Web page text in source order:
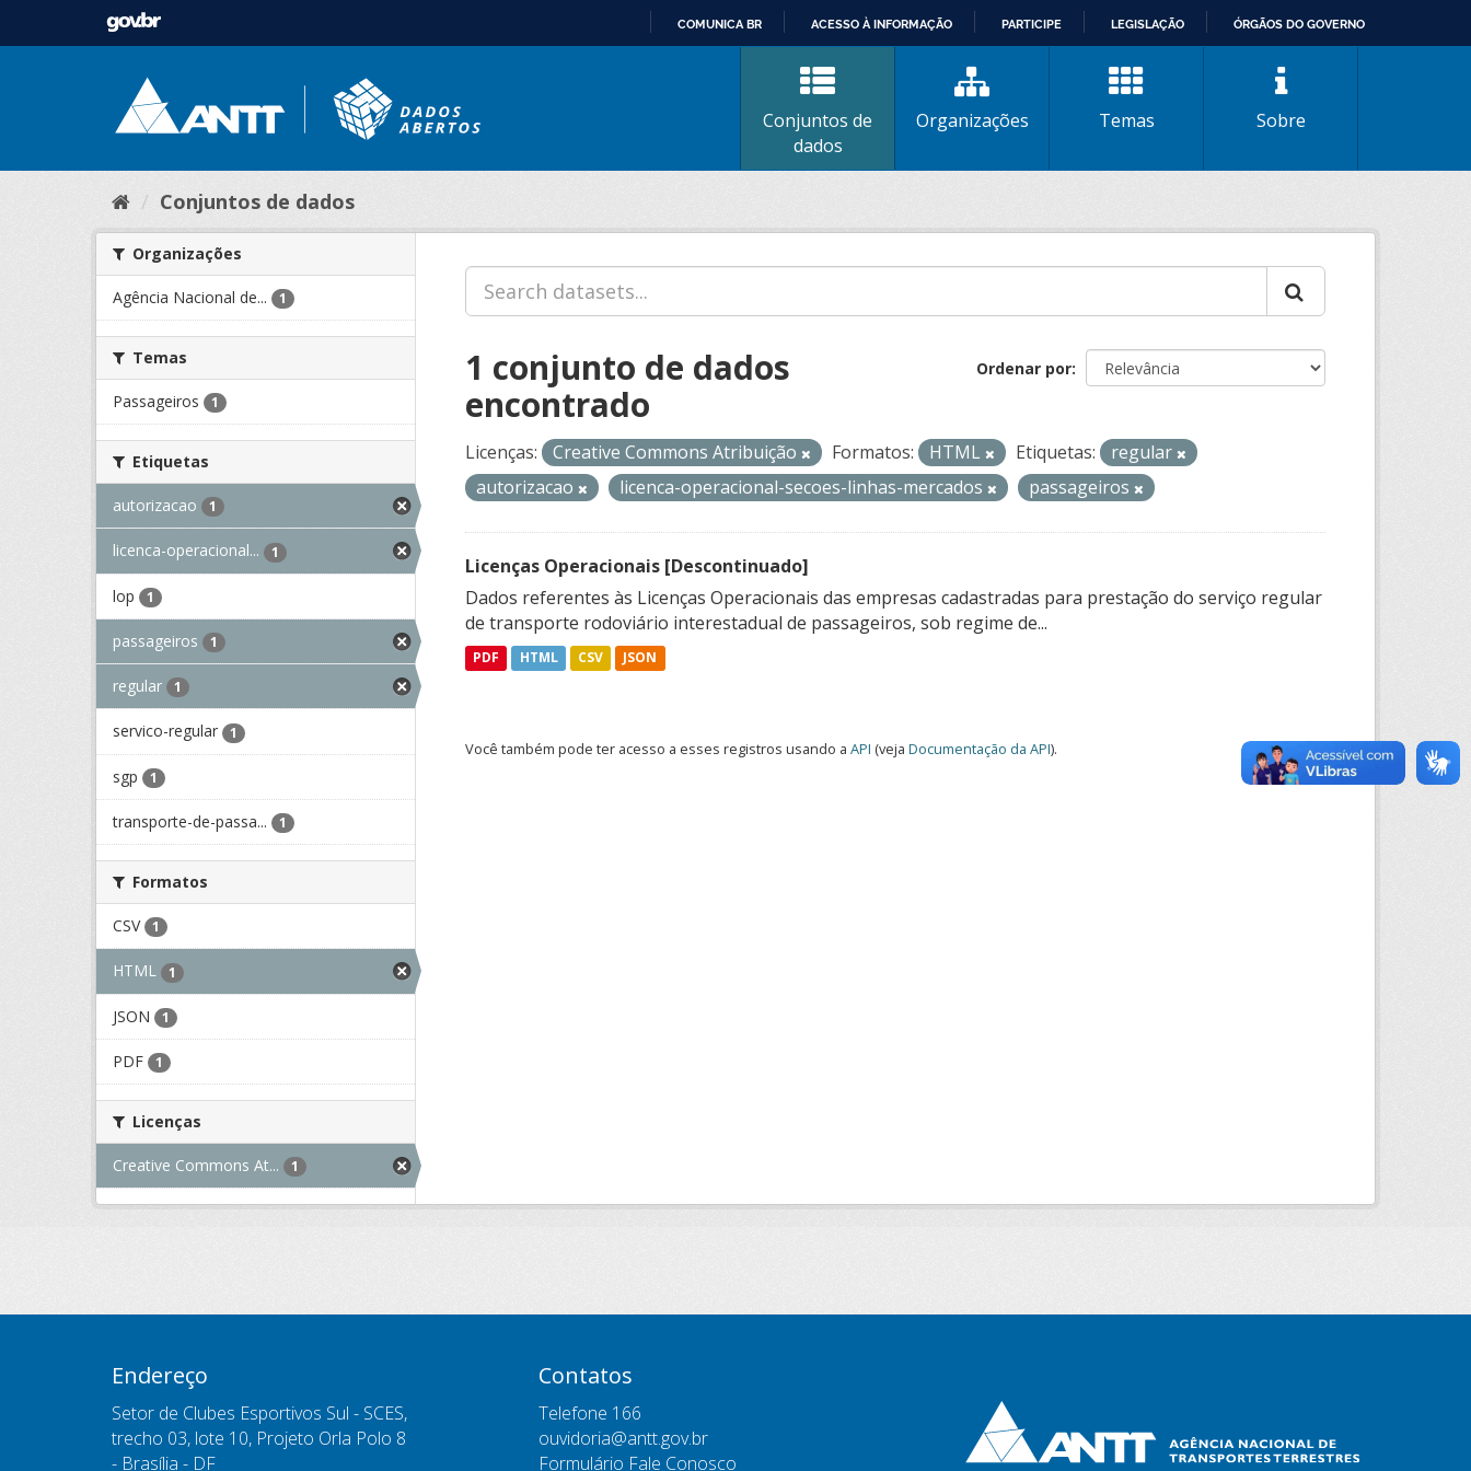
CONTEÚDO
COMUNICA BR ACESSO À INFORMAÇÃO PARTICIPE LEGISLAÇÃO ÓRGÃOS DO GOVERNO
Conjuntos de
dados
Organizações Temas Sobre
Conjuntos de dados
Organizações
Agência Nacional de... 1
Temas
Passageiros 1
Etiquetas
autorizacao 1
licenca-operacional... 1
lop 1
passageiros 1
regular 1
servico-regular 1
sgp 1
transporte-de-passa... 1
Formatos
CSV 1
HTML 1
JSON 1
PDF 1
Licenças
Creative Commons At... 1
Ordenar por
1 conjunto de dados
encontrado
Licenças: Creative Commons Atribuição Formatos: HTML Etiquetas:
regular
autorizacao
licenca-operacional-secoes-linhas-mercados passageiros
Licenças Operacionais [Descontinuado]
Dados referentes às Licenças Operacionais das empresas cadastradas para prestação do serviço regular
de transporte rodoviário interestadual de passageiros, sob regime de...
PDF HTML CSV JSON
Você também pode ter acesso a esses registros usando a API (veja Documentação da API).
Endereço
Setor de Clubes Esportivos Sul - SCES,
trecho 03, lote 10, Projeto Orla Polo 8
- Brasília - DF
Contatos
Telefone 166
ouvidoria@antt.gov.br
Formulário Fale Conosco